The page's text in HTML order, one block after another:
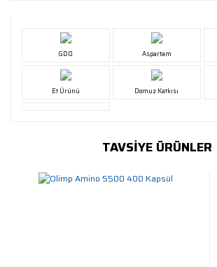
GDO Aspartam
Et Ürünü Domuz Katkısı
TAVSİYE ÜRÜNLER